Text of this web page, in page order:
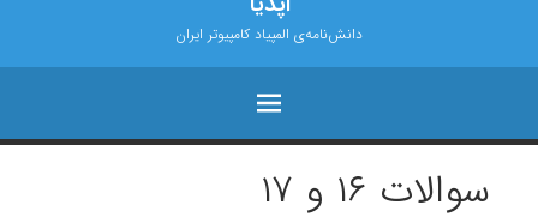
دانش‌نامه‌ی المپیاد کامپیوتر ایران
سوالات ۱۶ و ۱۷